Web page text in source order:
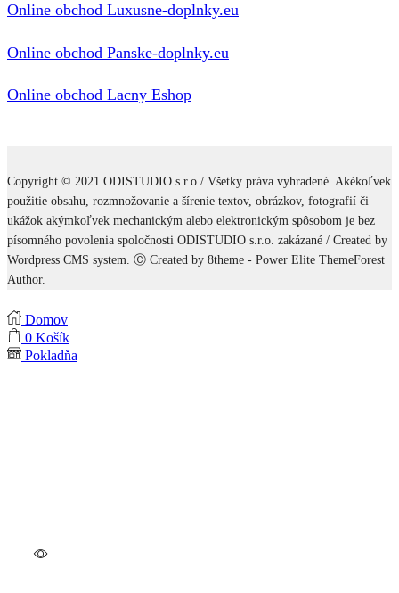
Online obchod Luxusne-doplnky.eu
Online obchod Panske-doplnky.eu
Online obchod Lacny Eshop
Copyright © 2021 ODISTUDIO s.r.o./ Všetky práva vyhradené. Akékoľvek
použitie obsahu, rozmnožovanie a šírenie textov, obrázkov, fotografií či
ukážok akýmkoľvek mechanickým alebo elektronickým spôsobom je bez
písomného povolenia spoločnosti ODISTUDIO s.r.o. zakázané / Created by
Wordpress CMS system. Ⓒ Created by 8theme - Power Elite ThemeForest
Author.
Domov
0 Košík
Pokladňa